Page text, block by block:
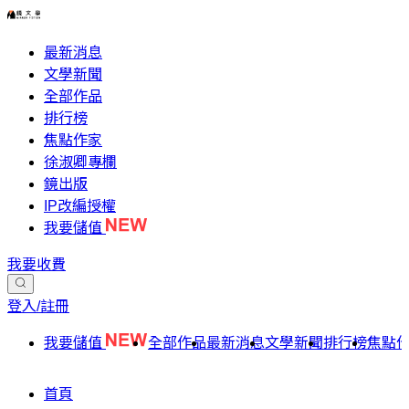
最新消息
文學新聞
全部作品
排行榜
焦點作家
徐淑卿專欄
鏡出版
IP改編授權
我要儲值
我要收費
登入/註冊
我要儲值 全部作品最新消息文學新聞排行榜焦點
首頁